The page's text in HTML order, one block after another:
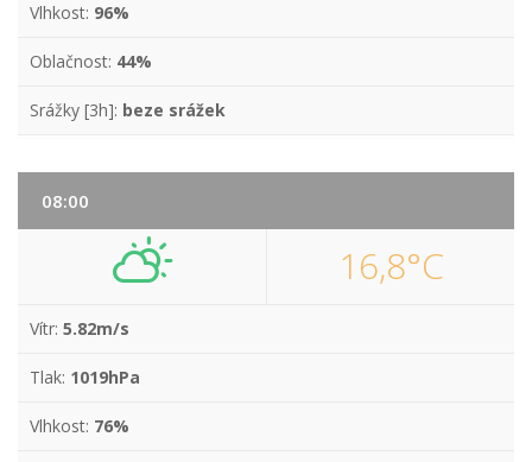
Vlhkost: 96%
Oblačnost: 44%
Srážky [3h]: beze srážek
08:00
16,8°C
Vítr: 5.82m/s
Tlak: 1019hPa
Vlhkost: 76%